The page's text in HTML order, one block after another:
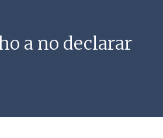
a no declarar